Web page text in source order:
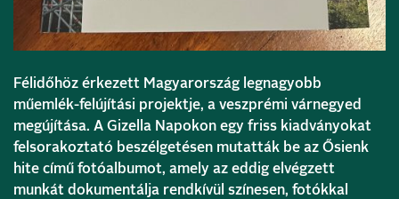
Félidőhöz érkezett Magyarország legnagyobb
műemlék-felújítási projektje, a veszprémi várnegyed
megújítása. A Gizella Napokon egy friss kiadványokat
felsorakoztató beszélgetésen mutatták be az Ősienk
hite című fotóalbumot, amely az eddig elvégzett
munkát dokumentálja rendkívül színesen, fotókkal